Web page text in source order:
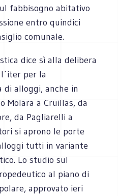
fabbisogno abitativo
entro quindici
comunale.
dice sì alla delibera
per la
di alloggi, anche in
Molara a Cruillas, da
da Pagliarelli a
si aprono le porte
tutti in variante
Lo studio sul
al piano di
approvato ieri